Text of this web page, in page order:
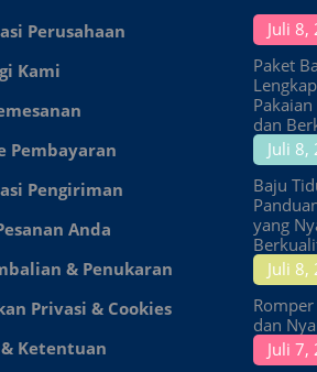
Perusahaan
Kami
Pembayaran
Pengiriman
Anda
& Penukaran
Privasi & Cookies
Ketentuan
Juli 8,
Paket
dan
Juli 8,
Baju
yang
Juli 8,
dan
Juli 7,